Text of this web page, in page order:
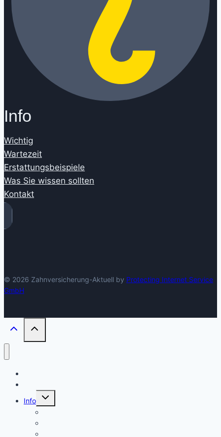
Info
Wichtig
Wartezeit
Erstattungsbeispiele
Was Sie wissen sollten
Kontakt
© 2026 Zahnversicherung-Aktuell by Protecting Internet Service
GmbH
Info
Untermenü
umschalten